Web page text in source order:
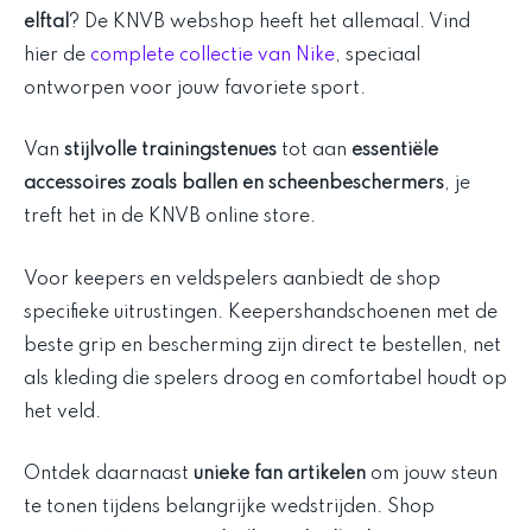
elftal ? De KNVB webshop heeft het allemaal. Vind
hier de complete collectie van Nike, speciaal
ontworpen voor jouw favoriete sport.
Van stijlvolle trainingstenues tot aan essentiële
accessoires zoals ballen en scheenbeschermers, je
treft het in de KNVB online store.
Voor keepers en veldspelers aanbiedt de shop
specifieke uitrustingen. Keepershandschoenen met de
beste grip en bescherming zijn direct te bestellen, net
als kleding die spelers droog en comfortabel houdt op
het veld.
Ontdek daarnaast unieke fan artikelen om jouw steun
te tonen tijdens belangrijke wedstrijden. Shop